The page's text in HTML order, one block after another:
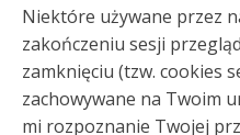
Niektóre używane przez
zakończeniu sesji
zamknięciu (tzw. cookies
zachowywane na Twoim
mi rozpoznanie Twojej